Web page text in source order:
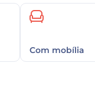
Com mobília